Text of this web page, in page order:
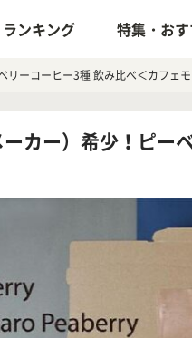
ランキング 特集・お
ーコーヒー3種 飲み比べ＜カフェ
カー）希少！ピー